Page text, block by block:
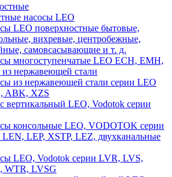
насосы LEO
LEO поверхностные бытовые,
вихревые, центробежные,
самовсасывающие и т. д.
многоступенчатые LEO ECH, EMH,
нержавеющей стали
из нержавеющей стали серии LEO
ABK, XZS
вертикальный LEO, Vodotok серии
консольные LEO, VODOTOK серии
LEN, LEP, XSTP, LEZ, двухканальные
LEO, Vodotok серии LVR, LVS,
WTR, LVSG